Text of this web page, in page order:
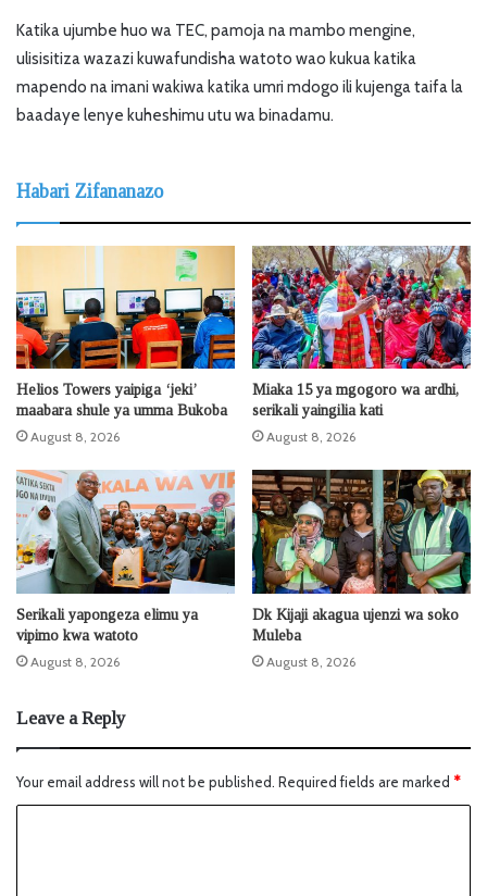
Katika ujumbe huo wa TEC, pamoja na mambo mengine,
ulisisitiza wazazi kuwafundisha watoto wao kukua katika
mapendo na imani wakiwa katika umri mdogo ili kujenga taifa la
baadaye lenye kuheshimu utu wa binadamu.
Habari Zifananazo
Helios Towers yaipiga ‘jeki’
maabara shule ya umma Bukoba
August 8, 2026
Miaka 15 ya mgogoro wa ardhi,
serikali yaingilia kati
August 8, 2026
Serikali yapongeza elimu ya
vipimo kwa watoto
August 8, 2026
Dk Kijaji akagua ujenzi wa soko
Muleba
August 8, 2026
Leave a Reply
Your email address will not be published. Required fields are marked *